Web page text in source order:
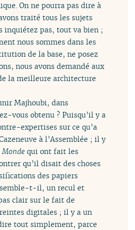
On ne pourra pas dire à
traité tous les sujets
inquiétez pas, tout va bien ;
nous sommes dans les
de la base, ne posez
nous avons demandé aux
la meilleure architecture
Majhoubi, dans
vous obtenu ? Puisqu’il y a
expertises sur ce qu’a
à l’Assemblée ; il y
Monde qui ont fait les
qu’il disait des choses
des papiers
t-il, un recul et
clair sur le fait de
digitales ; il y a un
tout simplement, parce